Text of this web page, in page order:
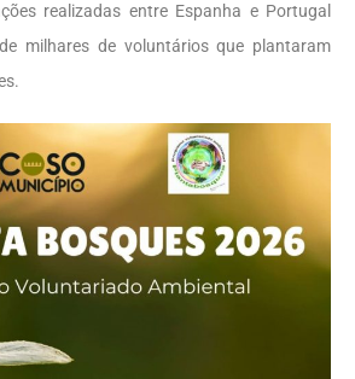
realizadas entre Espanha e Portugal
milhares de voluntários que plantaram